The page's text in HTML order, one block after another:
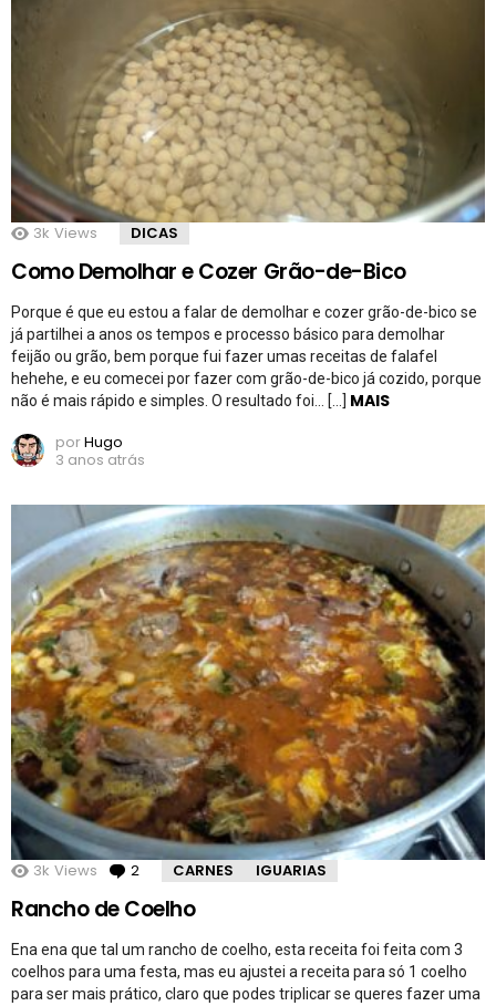
3k Views DICAS
Como Demolhar e Cozer Grão-de-Bico
Porque é que eu estou a falar de demolhar e cozer grão-de-bico se
já partilhei a anos os tempos e processo básico para demolhar
feijão ou grão, bem porque fui fazer umas receitas de falafel
hehehe, e eu comecei por fazer com grão-de-bico já cozido, porque
não é mais rápido e simples. O resultado foi… […] MAIS
porHugo
3 anos atrás
3k Views 2 Comentários
CARNES IGUARIAS
Rancho de Coelho
Ena ena que tal um rancho de coelho, esta receita foi feita com 3
coelhos para uma festa, mas eu ajustei a receita para só 1 coelho
para ser mais prático, claro que podes triplicar se queres fazer uma